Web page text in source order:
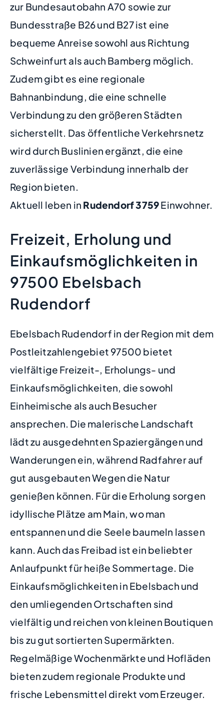
zur Bundesautobahn A70 sowie zur
Bundesstraße B26 und B27 ist eine
bequeme Anreise sowohl aus Richtung
Schweinfurt als auch Bamberg möglich.
Zudem gibt es eine regionale
Bahnanbindung, die eine schnelle
Verbindung zu den größeren Städten
sicherstellt. Das öffentliche Verkehrsnetz
wird durch Buslinien ergänzt, die eine
zuverlässige Verbindung innerhalb der
Region bieten.
Aktuell leben in Rudendorf3759Einwohner.
Freizeit, Erholung und
Einkaufsmöglichkeiten in
97500 Ebelsbach
Rudendorf
Ebelsbach Rudendorf in der Region mit dem
Postleitzahlengebiet 97500 bietet
vielfältige Freizeit-, Erholungs- und
Einkaufsmöglichkeiten, die sowohl
Einheimische als auch Besucher
ansprechen. Die malerische Landschaft
lädt zu ausgedehnten Spaziergängen und
Wanderungen ein, während Radfahrer auf
gut ausgebauten Wegen die Natur
genießen können. Für die Erholung sorgen
idyllische Plätze am Main, wo man
entspannen und die Seele baumeln lassen
kann. Auch das Freibad ist ein beliebter
Anlaufpunkt für heiße Sommertage. Die
Einkaufsmöglichkeiten in Ebelsbach und
den umliegenden Ortschaften sind
vielfältig und reichen von kleinen Boutiquen
bis zu gut sortierten Supermärkten.
Regelmäßige Wochenmärkte und Hofläden
bieten zudem regionale Produkte und
frische Lebensmittel direkt vom Erzeuger.